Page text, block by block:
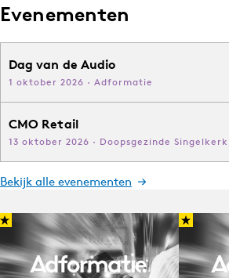
Evenementen
Dag van de Audio
1 oktober 2026 · Adformatie
CMO Retail
13 oktober 2026 · Doopsgezinde Singelkerk
Bekijk alle evenementen